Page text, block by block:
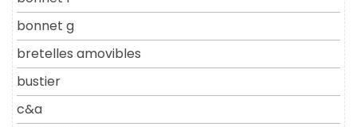
bonnet g
bretelles amovibles
bustier
c&a